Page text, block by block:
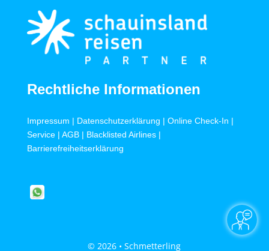
Rechtliche Informationen
Impressum | Datenschutzerklärung | Online Check-In |
Service| AGB| Blacklisted Airlines|
Barrierefreiheitserklärung
© 2026 • Schmetterling